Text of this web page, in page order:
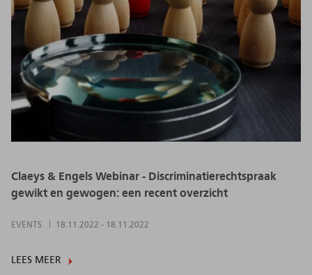
Claeys & Engels Webinar - Discriminatierechtspraak
gewikt en gewogen: een recent overzicht
EVENTS 18.11.2022 - 18.11.2022
LEES MEER